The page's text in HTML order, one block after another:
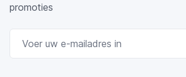
promoties